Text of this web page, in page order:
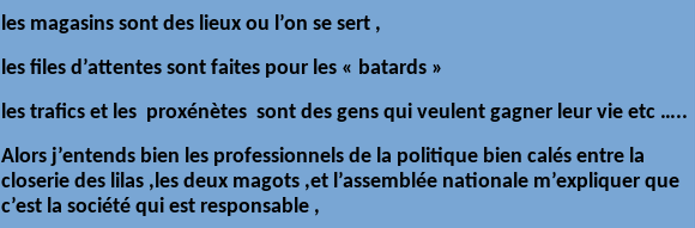
les magasins sont des lieux ou l’on se sert ,
les files d’attentes sont faites pour les « batards »
les trafics et les proxénètes sont des gens qui veulent gagner leur vie etc …..
Alors j’entends bien les professionnels de la politique bien calés entre la
closerie des lilas ,les deux magots ,et l’assemblée nationale m’expliquer que
c’est la société qui est responsable ,